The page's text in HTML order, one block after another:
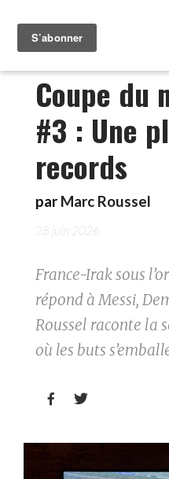
Coupe du
#3 : Une
records
par Marc Roussel
28 juin 2026
France-Irak sous
répond à Messi,
Roussel raconte la
où les buts
 